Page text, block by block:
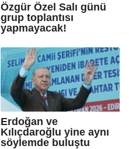
Özgür Özel Salı günü
grup toplantısı
yapmayacak!
Erdoğan ve
Kılıçdaroğlu yine aynı
söylemde buluştu